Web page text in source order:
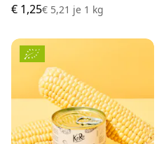
€ 1,25€ 5,21 je 1 kg